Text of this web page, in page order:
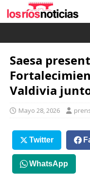
Saesa
Valdivia
Mayo 28, 2026
Twitter
WhatsApp